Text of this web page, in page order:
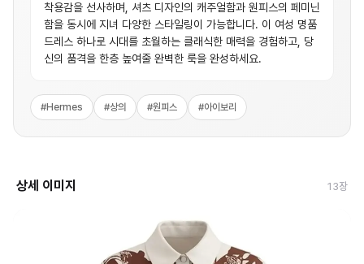
착용감을 선사하며, 셔츠 디자인의 캐주얼함과 원피스의 페미닌
함을 동시에 지녀 다양한 스타일링이 가능합니다. 이 여성 명품
드레스 하나로 시대를 초월하는 클래식한 매력을 경험하고, 당
신의 품격을 한층 높여줄 완벽한 룩을 완성하세요.
#Hermes #상의 #원피스 #아이보리
상세 이미지 13장